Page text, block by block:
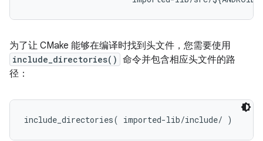
为了让 CMake 能够在编译时找到头文件，您需要使用
include_directories() 命令并包含相应头文件的路
径：